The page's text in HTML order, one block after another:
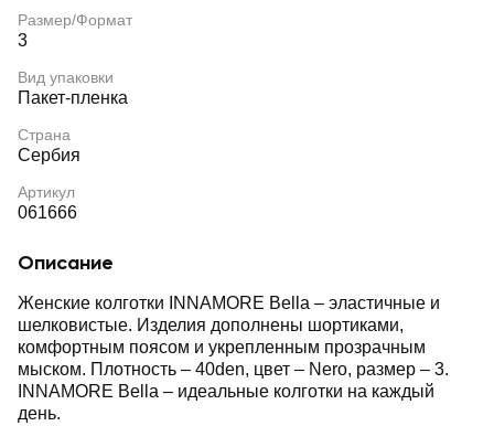
Размер/Формат
3
Вид упаковки
Пакет-пленка
Страна
Сербия
Артикул
061666
Описание
Женские колготки INNAMORE Bella – эластичные и
шелковистые. Изделия дополнены шортиками,
комфортным поясом и укрепленным прозрачным
мыском. Плотность – 40den, цвет – Nero, размер – 3.
INNAMORE Bella – идеальные колготки на каждый
день.